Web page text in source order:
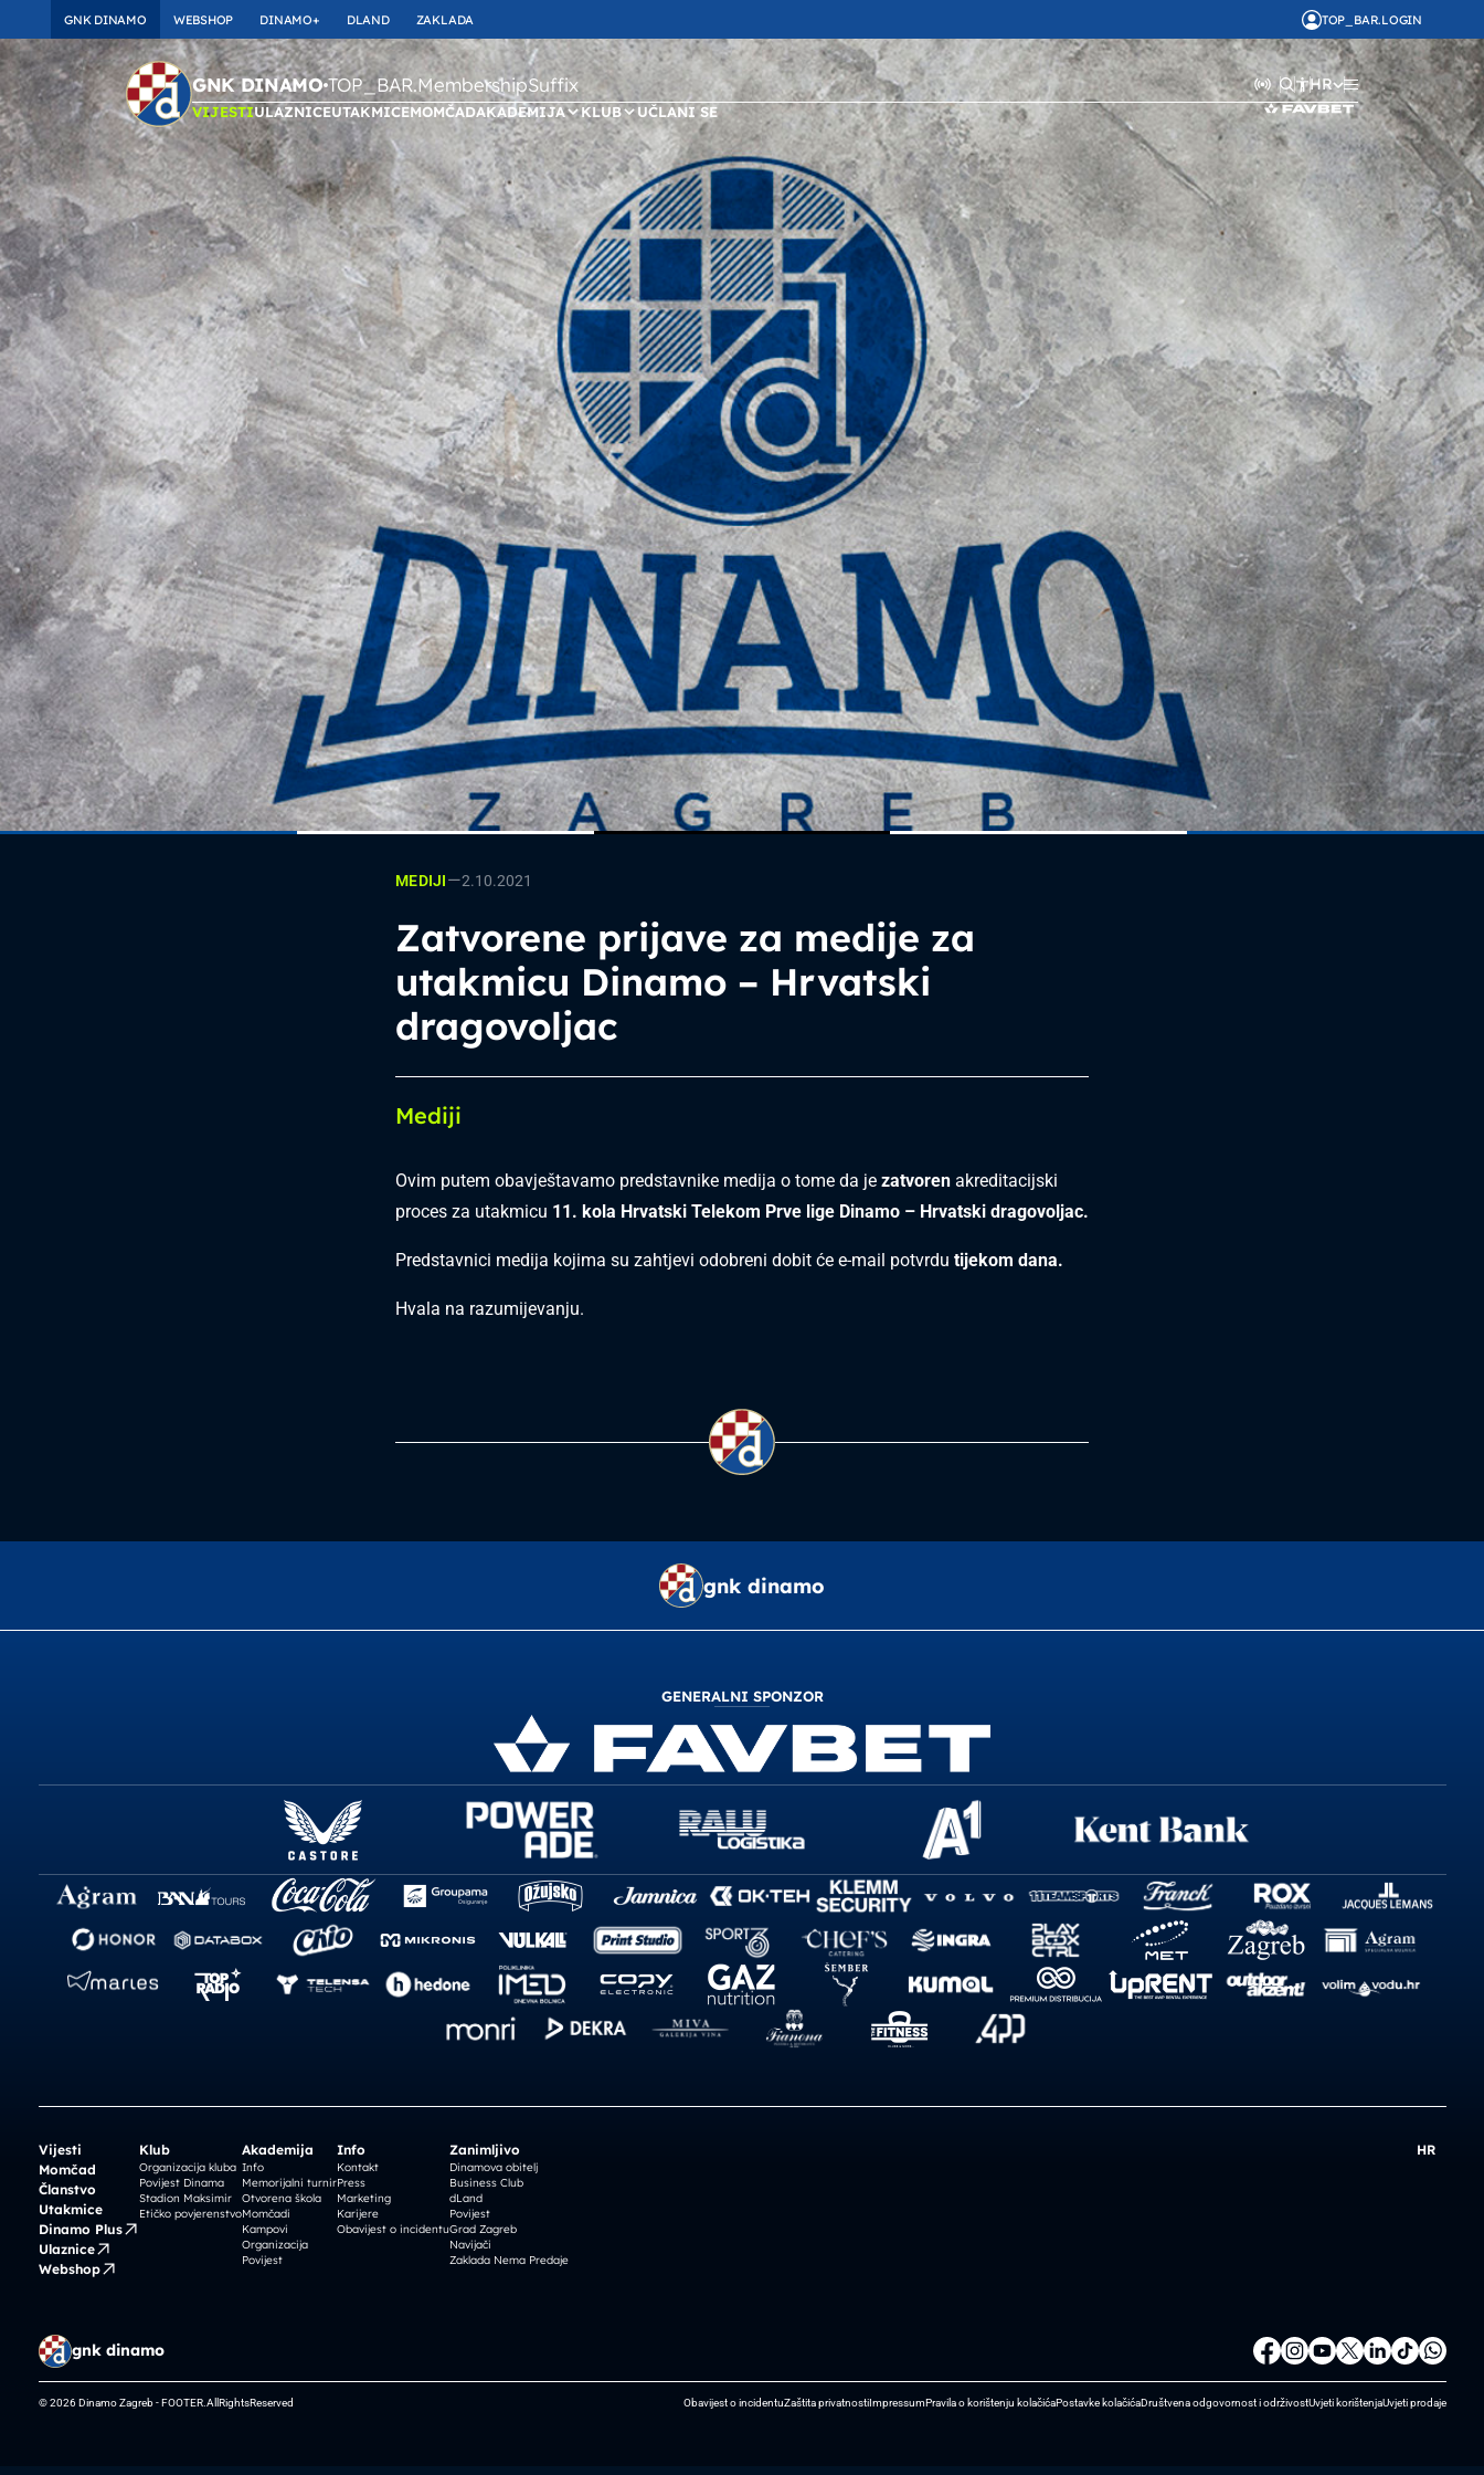
GNK DINAMO WEBSHOP DINAMO+ DLAND ZAKLADA TOP_BAR.LOGIN
GNK DINAMOTOP_BAR.MembershipSuffix HR
VIJESTIULAZNICEUTAKMICEMOMČADAKADEMIJA KLUB UČLANI SE
MEDIJI—2.10.2021
Zatvorene prijave za medije za
utakmicu Dinamo – Hrvatski
dragovoljac
Mediji
Ovim putem obavještavamo predstavnike medija o tome da je zatvoren akreditacijski
proces za utakmicu 11. kola Hrvatski Telekom Prve lige Dinamo – Hrvatski dragovoljac.
Predstavnici medija kojima su zahtjevi odobreni dobit će e-mail potvrdu tijekom dana.
Hvala na razumijevanju.
gnk dinamo
GENERALNI SPONZOR
Vijesti
Momčad
Članstvo
Utakmice
Dinamo Plus
Ulaznice
Webshop
Klub
Organizacija kluba
Povijest Dinama
Stadion Maksimir
Etičko povjerenstvo
Akademija
Info
Memorijalni turnir
Otvorena škola
Momčadi
Kampovi
Organizacija
Povijest
Info
Kontakt
Press
Marketing
Karijere
Obavijest o incidentu
Zanimljivo
Dinamova obitelj
Business Club
dLand
Povijest
Grad Zagreb
Navijači
Zaklada Nema Predaje
HR
gnk dinamo
© 2026 Dinamo Zagreb - FOOTER.AllRightsReserved Obavijest o incidentuZaštita privatnostiImpressumPravila o korištenju kolačićaPostavke kolačićaDruštvena odgovornost i održivostUvjeti korištenjaUvjeti prodaje